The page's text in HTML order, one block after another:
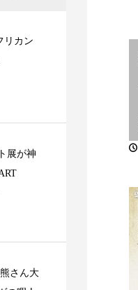
探究の旅 ①
tell on dance 〜ダン...
リカン
展が神
さん大